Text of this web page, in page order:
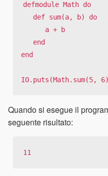
defmodule Math do
end
IO.puts(Math.sum(5,
Quando si esegue il
seguente risultato:
11